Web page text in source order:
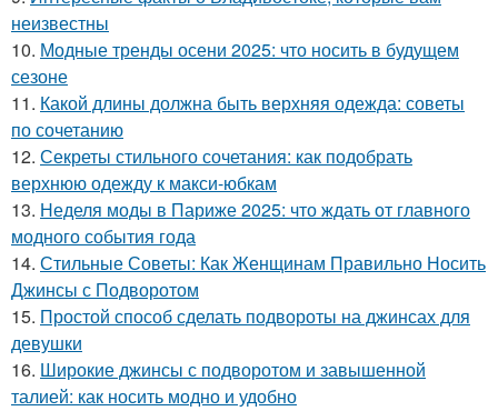
неизвестны
10. Модные тренды осени 2025: что носить в будущем
сезоне
11. Какой длины должна быть верхняя одежда: советы
по сочетанию
12. Секреты стильного сочетания: как подобрать
верхнюю одежду к макси-юбкам
13. Неделя моды в Париже 2025: что ждать от главного
модного события года
14. Стильные Советы: Как Женщинам Правильно Носить
Джинсы с Подворотом
15. Простой способ сделать подвороты на джинсах для
девушки
16. Широкие джинсы с подворотом и завышенной
талией: как носить модно и удобно